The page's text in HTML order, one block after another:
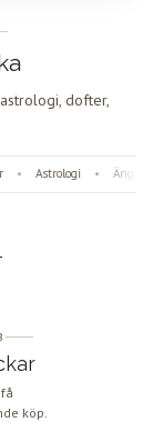
dofter,
• Astrologi •
köp.